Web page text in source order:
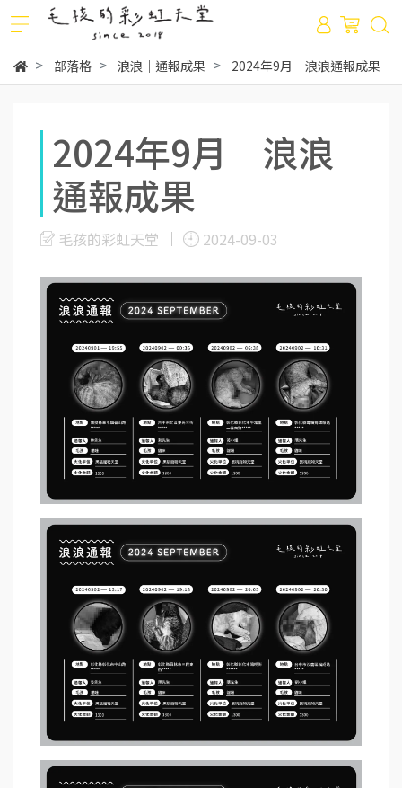
部落格 浪浪｜通報成果 2024年9月 浪浪通報成果
2024年9月 浪浪
通報成果
毛孩的彩虹天堂 2024-09-03